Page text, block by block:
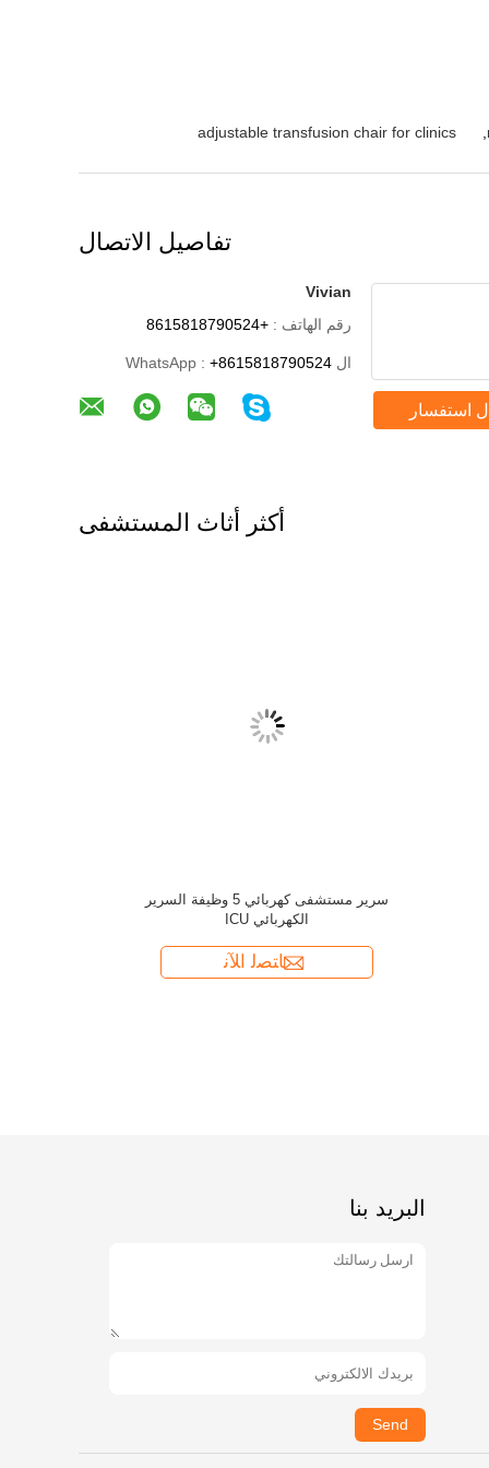
adjustable transfusion chair for clinics
تفاصيل الاتصال
Vivian
رقم الهاتف : +8615818790524
ال WhatsApp : +8615818790524
استفسار
أكثر أثاث المستشفى
سيارة الطوارئ الطبية للمستشفى سرير العناية المركزة
البريد بنا
Send